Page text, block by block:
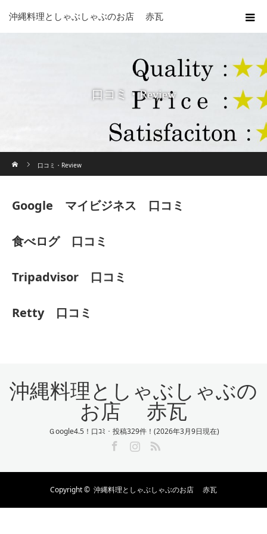
沖縄料理としゃぶしゃぶのお店 赤瓦
口コミ・Review
口コミ・Review
Google マイビジネス 口コミ
食べログ 口コミ
Tripadvisor 口コミ
Retty 口コミ
沖縄料理としゃぶしゃぶの
お店 赤瓦
Ｇoogle4.5！口ｺﾐ・投稿329件！(2026年3月9日現在)
FacebookInstagram
Copyright © 沖縄料理としゃぶしゃぶのお店 赤瓦